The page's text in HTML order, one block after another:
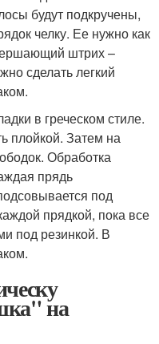
будут подкручены,
челку. Ее нужно как
штрих –
сделать легкий
в греческом стиле.
плойкой. Затем на
Обработка
прядь
под
прядкой, пока все
под резинкой. В
на